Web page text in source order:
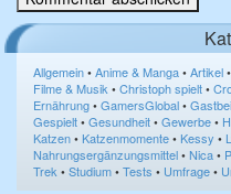
Allgemein•Anime & Manga•Artikel•
Filme & Musik •Christoph spielt•
Ernährung•GamersGlobal•
Gespielt•Gesundheit•Gewerbe•
Katzen•Katzenmomente•Kessy •
Nahrungsergänzungsmittel•Nica•
Trek •Studium•Tests • Umfrage•